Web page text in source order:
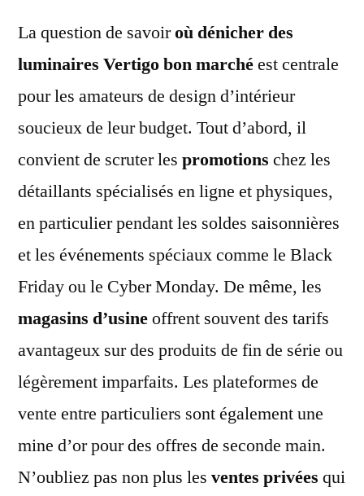
La question de savoiroù dénicher des
luminaires Vertigo bon marchéest centrale
pour les amateurs de design d’intérieur
soucieux de leur budget. Tout d’abord, il
convient de scruter les promotions chez les
détaillants spécialisés en ligne et physiques,
en particulier pendant les soldes saisonnières
et les événements spéciaux comme le Black
Friday ou le Cyber Monday. De même, les
magasins d’usineoffrent souvent des tarifs
avantageux sur des produits de fin de série ou
légèrement imparfaits. Les plateformes de
vente entre particuliers sont également une
mine d’or pour des offres de seconde main.
N’oubliez pas non plus les ventes privées qui